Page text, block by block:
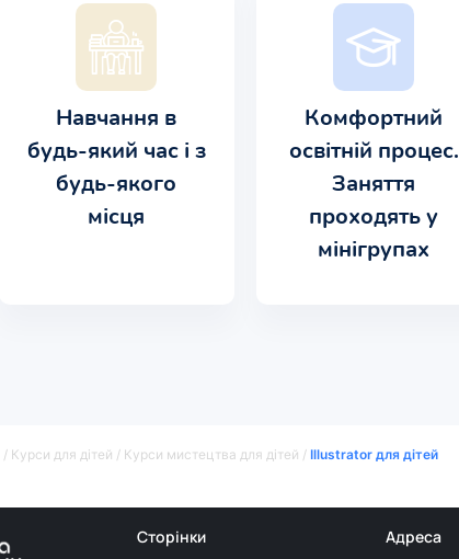
Навчання в
будь-який час і з
будь-якого
місця
Комфортний
освітній процес.
Заняття
проходять у
мінігрупах
/ Курси для дітей / Курси мистецтва для дітей / Illustrator для дітей
Сторінки Адреса